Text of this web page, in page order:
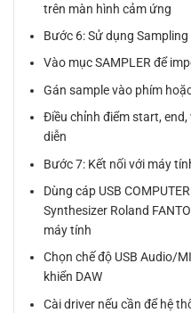
trên màn hình cảm ứng
Bước 6: Sử dụng Sampling
Vào mục SAMPLER để
Gán sample vào phím
Điều chỉnh điểm start,
diễn
Bước 7: Kết nối với máy
Dùng cáp USB
Synthesizer Roland
máy tính
Chọn chế độ USB Audio/
khiển DAW
Cài driver nếu cần để hệ